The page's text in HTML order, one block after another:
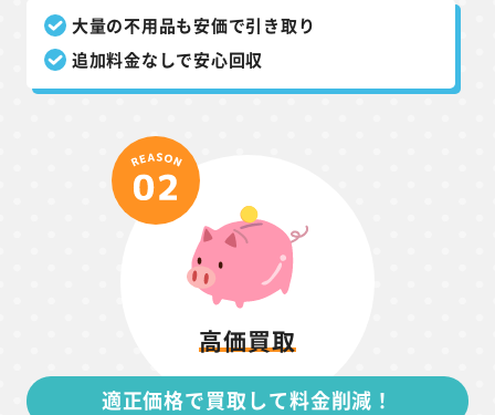
大量の不用品も安価で引き取り
追加料金なしで安心回収
高価買取
適正価格で買取して料金削減！